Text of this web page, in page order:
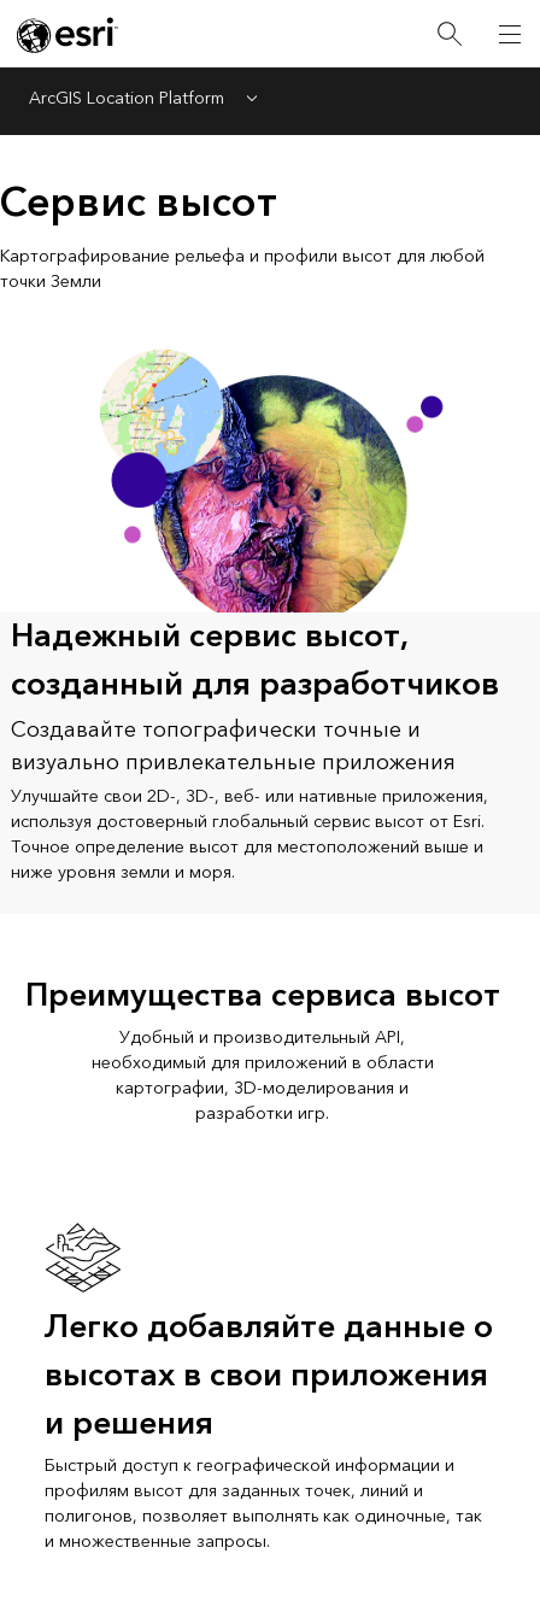
ArcGIS Location Platform Menu
Сервис высот
Картографирование рельефа и профили высот для любой
точки Земли
Надежный сервис высот,
созданный для разработчиков
Создавайте топографически точные и
визуально привлекательные приложения
Улучшайте свои 2D-, 3D-, веб- или нативные приложения,
используя достоверный глобальный сервис высот от Esri.
Точное определение высот для местоположений выше и
ниже уровня земли и моря.
Преимущества сервиса высот
Удобный и производительный API,
необходимый для приложений в области
картографии, 3D-моделирования и
разработки игр.
Легко добавляйте данные о
высотах в свои приложения
и решения
Быстрый доступ к географической информации и
профилям высот для заданных точек, линий и
полигонов, позволяет выполнять как одиночные, так
и множественные запросы.